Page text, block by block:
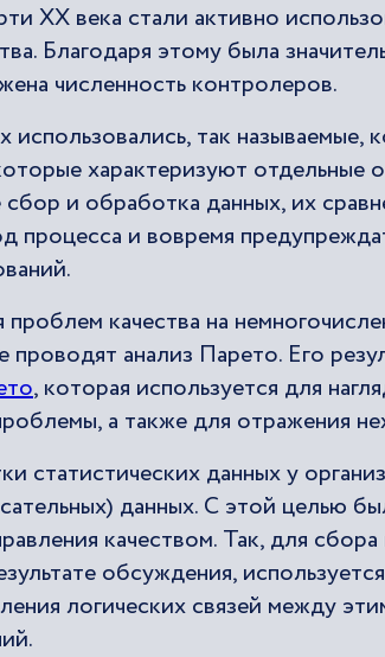
ХХ века стали активно
Благодаря этому была
численность контролеров.
использовались, так
характеризуют отдельные
и обработка данных, их
процесса и вовремя
качества на
проводят анализ Парето. Его
, которая используется для
а также для отражения
статистических данных у
данных. С этой целью
качеством. Так, для
обсуждения,
логических связей между